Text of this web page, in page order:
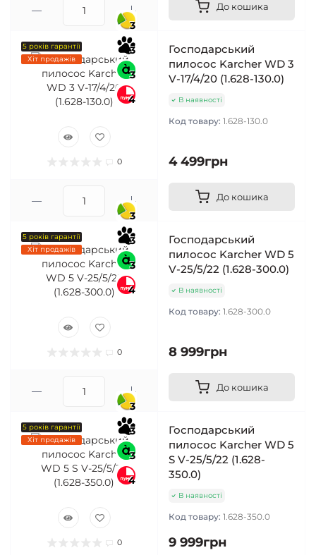
До кошика
5 років гарантії
Хіт продажів
3
3
3
4
0
Господарський
пилосос Karcher WD 3
V-17/4/20 (1.628-130.0)
В наявності
Код товару: 1.628-130.0
4 499грн
До кошика
5 років гарантії
Хіт продажів
3
3
3
4
0
Господарський
пилосос Karcher WD 5
V-25/5/22 (1.628-300.0)
В наявності
Код товару: 1.628-300.0
8 999грн
До кошика
5 років гарантії
Хіт продажів
3
3
3
4
0
Господарський
пилосос Karcher WD 5
S V-25/5/22 (1.628-
350.0)
В наявності
Код товару: 1.628-350.0
9 999грн